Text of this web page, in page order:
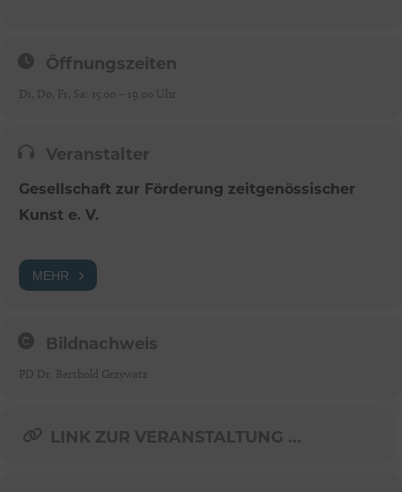
Öffnungszeiten
Di, Do, Fr, Sa: 15.00 – 19.00 Uhr
Veranstalter
Gesellschaft zur Förderung zeitgenössischer
Kunst e. V.
MEHR
Bildnachweis
PD Dr. Berthold Grzywatz
LINK ZUR VERANSTALTUNG ...